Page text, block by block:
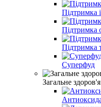
Підтримка
Підтримка
Підтримка
Суперфуд
Загальне здоров'я